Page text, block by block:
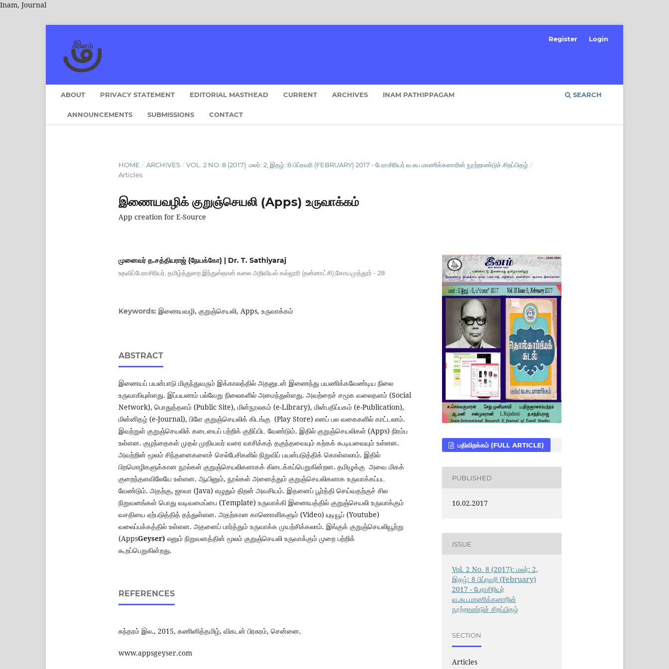
Inam, Journal
ABOUT PRIVACY STATEMENT EDITORIAL MASTHEAD CURRENT ARCHIVES INAM PATHIPPAGAM
ANNOUNCEMENTS SUBMISSIONS CONTACT
SEARCH
Register Login
HOME / ARCHIVES / VOL. 2 NO. 8 (2017): மலர்: 2, இதழ்: 8 பிப்ரவரி (FEBRUARY) 2017 - பேராசிரியர் வ.சுப.மாணிக்கனாரின் நூற்றாண்டுச் சிறப்பிதழ் /
Articles
இணையவழிக் குறுஞ்செயலி (Apps) உருவாக்கம்
App creation for E-Source
முனைவர் த.சத்தியராஜ் (நேயக்கோ) | Dr. T. Sathiyaraj
உதவிப்பேராசிரியர், தமிழ்த்துறை இந்துஸ்தான் கலை அறிவியல் கல்லூரி (தன்னாட்சி),கோயமுத்தூர் - 28
Keywords: இணையவழி, குறுஞ்செயலி, Apps, உருவாக்கம்
ABSTRACT
இணையப் பயன்பாடு மிகுந்துவரும் இக்காலத்தில் அதனுடன் இணைந்து பயணிக்கவேண்டிய நிலை
உருவாகியுள்ளது. இப்பயணம் பல்வேறு நிலைகளில் அமைந்துள்ளது. அவற்றைச் சமூக வலைதளம் (Social
Network), பொதுத்தளம் (Public Site), மின்நூலகம் (e-Library), மின்பதிப்பகம் (e-Publication),
மின்னிதழ் (e-Journal), பிளே குறுஞ்செயலிக் கிடங்கு (Play Store) எனப் பல வகைகளில் காட்டலாம்.
இவற்றுள் குறுஞ்செயலிக் கடையைப் பற்றிக் குறிப்பிட வேண்டும். இதில் குறுஞ்செயலிகள் (Apps) நிரம்ப
உள்ளன. குழந்தைகள் முதல் முதியவர் வரை வாசிக்கத் தகுந்தவையும் கற்கக் கூடியவையும் உள்ளன.
அவற்றின் மூலம் சிந்தனைகளைச் செல்பேசிகளில் நிறுவிப் பயன்படுத்திக் கொள்ளலாம். இதில்
பிறமொழிகளுக்கான நூல்கள் குறுஞ்செயலிகளாகக் கிடைக்கப்பெறுகின்றன. தமிழுக்கு அவை மிகக்
குறைந்தளவிலேயே உள்ளன. ஆயினும், நூல்கள் அனைத்தும் குறுஞ்செயலிகளாக உருவாக்கப்பட
வேண்டும். அதற்கு, ஜாவா (Java) எழுதும் திறன் அவசியம். இதனைப் பூர்த்தி செய்வதற்குச் சில
நிறுவனங்கள் பொது வடிவமைப்பை (Template) உருவாக்கி இணையத்தில் குறுஞ்செயலி உருவாக்கும்
வசதியை ஏற்படுத்தித் தந்துள்ளன. அதற்கான காணொளிகளும் (Video) யுடியூப் (Youtube)
வலைப்பக்கத்தில் உள்ளன. அதனைப் பார்த்தும் உருவாக்க முயற்சிக்கலாம். இங்குக் குறுஞ்செயலியூற்று
(AppsGeyser) எனும் நிறுவனத்தின் மூலம் குறுஞ்செயலி உருவாக்கும் முறை பற்றிக்
கூறப்பெறுகின்றது.
REFERENCES
சுந்தரம் இல., 2015, கணினித்தமிழ், விகடன் பிரசுரம், சென்னை.
www.appsgeyser.com
பதிவிறக்கம் (FULL ARTICLE)
PUBLISHED
10.02.2017
ISSUE
Vol. 2 No. 8 (2017): மலர்: 2,
இதழ்: 8 பிப்ரவரி (February)
2017 - பேராசிரியர்
வ.சுப.மாணிக்கனாரின்
நூற்றாண்டுச் சிறப்பிதழ்
SECTION
Articles